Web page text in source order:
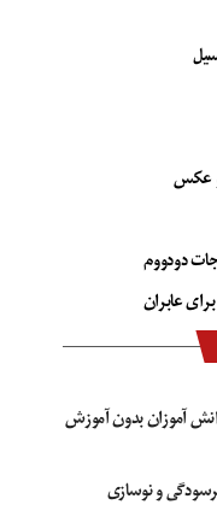
و عکس
دودووم
عابران
آموزان بدون آموزش
و نوسازی